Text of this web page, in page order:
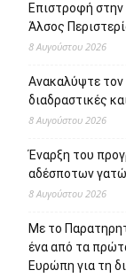
Επιστροφή στην
Άλσος
8 Αυγούστου 2026
Ανακαλύψτε
διαδραστικές
8 Αυγούστου 2026
Έναρξη του
αδέσποτων
8 Αυγούστου 2026
Με το
ένα από τα
Ευρώπη για τη